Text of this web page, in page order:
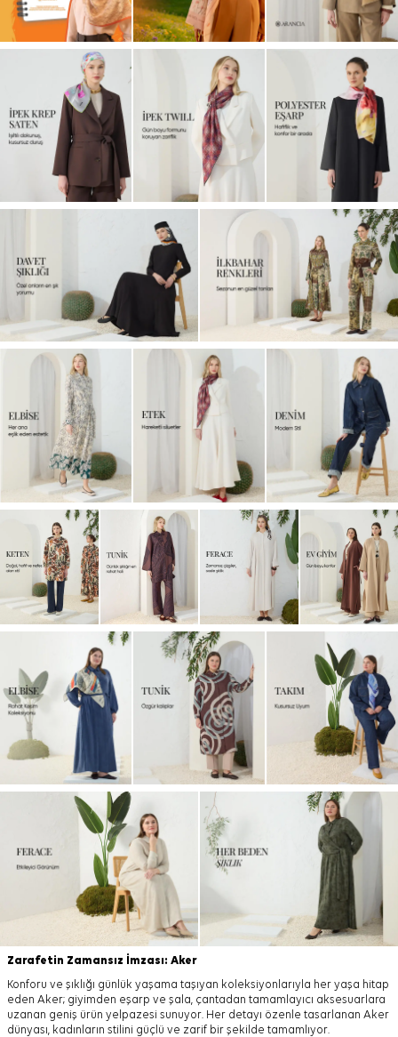
Zarafetin Zamansız İmzası: Aker
Konforu ve şıklığı günlük yaşama taşıyan koleksiyonlarıyla her yaşa hitap
eden Aker; giyimden eşarp ve şala, çantadan tamamlayıcı aksesuarlara
uzanan geniş ürün yelpazesi sunuyor. Her detayı özenle tasarlanan Aker
dünyası, kadınların stilini güçlü ve zarif bir şekilde tamamlıyor.